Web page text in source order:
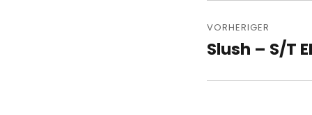
VORHERIGER
Vorheriger
Slush – S/T